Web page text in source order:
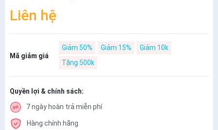
Liên hệ
Mã giảm giá
Giảm 50% Giảm 15%
Giảm 10k
Tặng 500k
Quyền lợi & chính sách:
7 ngày hoàn trả miễn phí
Hàng chính hãng